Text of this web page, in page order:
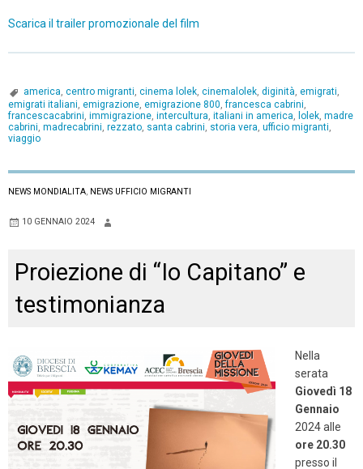
Scarica il trailer promozionale del film
america, centro migranti, cinema lolek, cinemalolek, diginità, emigrati,
emigrati italiani, emigrazione, emigrazione 800,francesca cabrini,
francescacabrini, immigrazione, intercultura, italiani in america, lolek, madre
cabrini, madrecabrini, rezzato, santa cabrini, storia vera, ufficio migranti,
viaggio
NEWS MONDIALITA, NEWS UFFICIO MIGRANTI
10 GENNAIO 2024
Proiezione di “Io Capitano” e
testimonianza
Nella
serata
Giovedì 18
Gennaio
2024 alle
ore 20.30
presso il